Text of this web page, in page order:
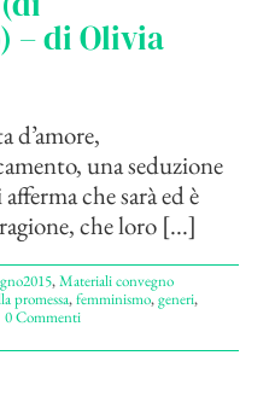
– di Olivia
d’amore,
una seduzione
che sarà ed è
che loro [...]
,Materiali convegno
promessa,femminismo,generi,
0 Commenti